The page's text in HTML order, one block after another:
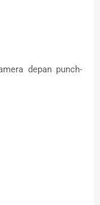
depan punch-